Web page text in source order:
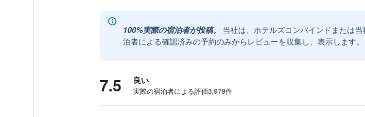
100%実際の宿泊者が投稿。
当社は、ホテルズコンバインドまたは
泊者による確認済みの予約のみからレビューを収集し、表示します。
7.5 良い
実際の宿泊者による評価3,979​件